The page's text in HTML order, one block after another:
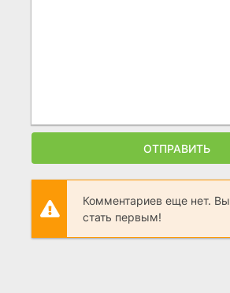
ОТПРАВИТЬ
Комментариев еще нет.
стать первым!